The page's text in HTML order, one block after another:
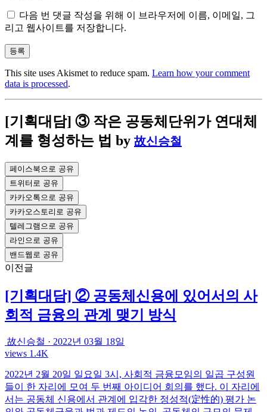
다음 번 댓글 작성을 위해 이 브라우저에 이름, 이메일, 그
리고 웹사이트를 저장합니다.
This site uses Akismet to reduce spam. Learn how your comment
data is processed.
[기획대담] ③ 작은 공동체단위가 연대체
계를 형성하는 법 by 故신승철
페이스북으로 공유
트위터로 공유
카카오톡으로 공유
카카오스토리로 공유
텔레그램으로 공유
라인으로 공유
밴드웹로 공유
이전글
[기획대담] ② 공동체신용에 있어서의 사
회적 금융의 관계 맺기 방식
故신승철 · 2022년 03월 18일
views 1.4K
2022년 2월 20일 일요일 3시, 사회적 금융모임의 일곱 구성원
들이 한 자리에 모여 두 번째 아이디어 회의를 했다. 이 자리에
서는 공동체 신용에서 관계에 입각한 정성적(定性的) 평가 논